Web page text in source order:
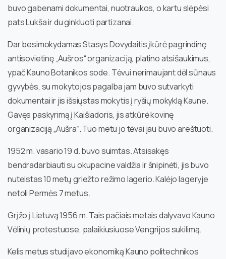
buvo gabenami dokumentai, nuotraukos, o kartu slėpėsi
pats Lukša ir du ginkluoti partizanai.
Dar besimokydamas Stasys Dovydaitis įkūrė pagrindinę
antisovietinę „Aušros“ organizaciją, platino atsišaukimus,
ypač Kauno Botanikos sode. Tėvui nerimaujant dėl sūnaus
gyvybės, su mokytojos pagalba jam buvo sutvarkyti
dokumentai ir jis išsiųstas mokytis į ryšių mokyklą Kaune.
Gavęs paskyrimą į Kaišiadoris, jis atkūrė kovinę
organizaciją „Aušra“. Tuo metu jo tėvai jau buvo areštuoti.
1952 m. vasario 19 d. buvo suimtas. Atsisakęs
bendradarbiauti su okupacine valdžia ir šnipinėti, jis buvo
nuteistas 10 metų griežto režimo lagerio. Kalėjo lageryje
netoli Permės 7 metus.
Grįžo į Lietuvą 1956 m. Tais pačiais metais dalyvavo Kauno
Vėlinių protestuose, palaikiusiuose Vengrijos sukilimą.
Kelis metus studijavo ekonomiką Kauno politechnikos